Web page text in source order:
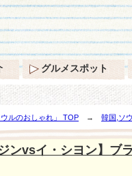
ルのおしゃれ」 TOP → 韓国,ソ
グ♪
ンvsイ・シヨン】ブ
グルメスポット